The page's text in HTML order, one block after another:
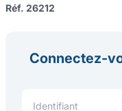
Réf. 26212
Connectez-